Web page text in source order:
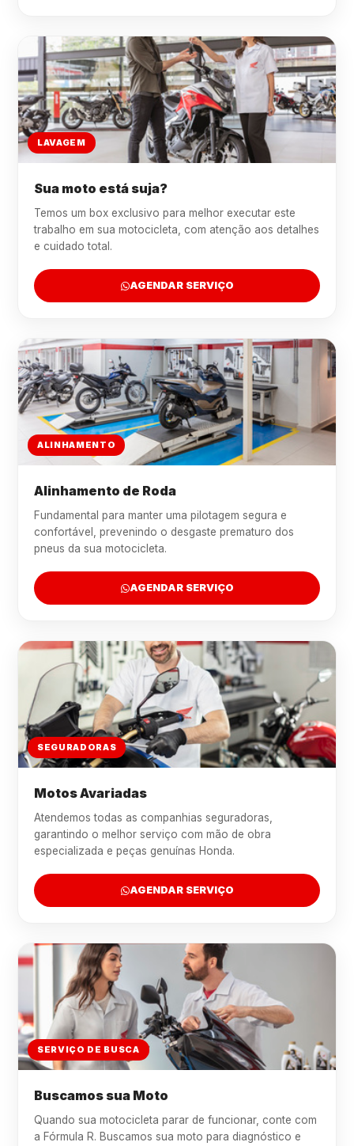
LAVAGEM
Sua moto está suja?
Temos um box exclusivo para melhor executar este
trabalho em sua motocicleta, com atenção aos detalhes
e cuidado total.
AGENDAR SERVIÇO
ALINHAMENTO
Alinhamento de Roda
Fundamental para manter uma pilotagem segura e
confortável, prevenindo o desgaste prematuro dos
pneus da sua motocicleta.
AGENDAR SERVIÇO
SEGURADORAS
Motos Avariadas
Atendemos todas as companhias seguradoras,
garantindo o melhor serviço com mão de obra
especializada e peças genuínas Honda.
AGENDAR SERVIÇO
SERVIÇO DE BUSCA
Buscamos sua Moto
Quando sua motocicleta parar de funcionar, conte com
a Fórmula R. Buscamos sua moto para diagnóstico e